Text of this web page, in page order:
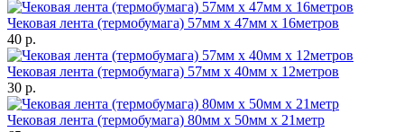
Чековая лента (термобумага) 57мм x 47мм х 16метров
40 р.
Чековая лента (термобумага) 57мм x 40мм х 12метров
30 р.
Чековая лента (термобумага) 80мм x 50мм х 21метр